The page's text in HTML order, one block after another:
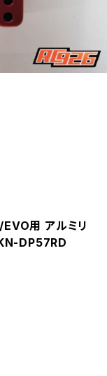
EVO用 アルミリ
DP57RD